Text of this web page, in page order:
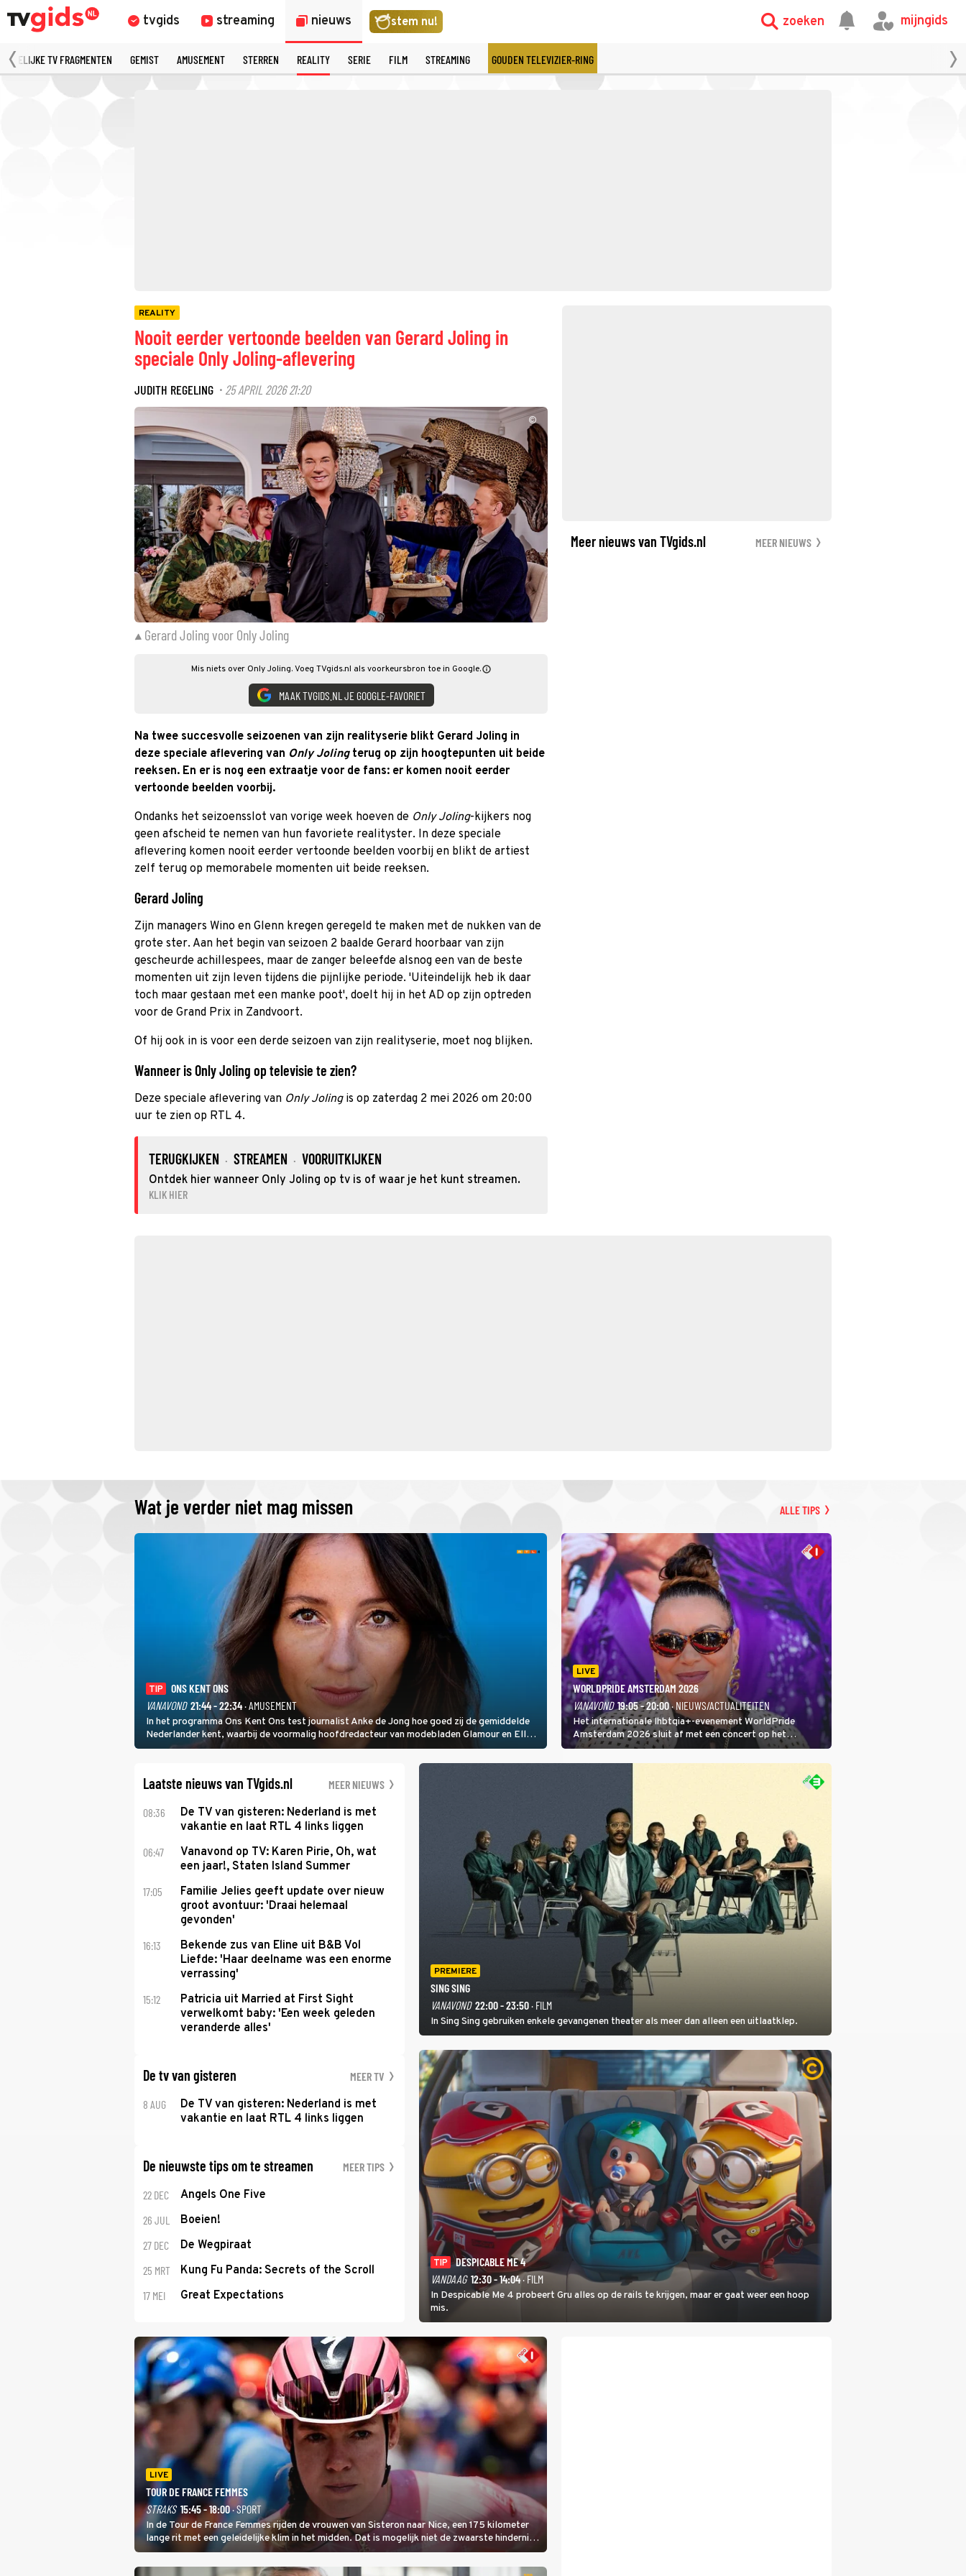
tvgids streaming nieuws stem nu! zoeken mijngids
TV FRAGMENTEN GEMIST AMUSEMENT STERREN REALITY SERIE FILM STREAMING GOUDEN TELEVIZIER-RING
REALITY
Nooit eerder vertoonde beelden van Gerard Joling in
speciale Only Joling-aflevering
JUDITH REGELING · 25 APRIL 2026 21:20
©
Gerard Joling voor Only Joling
Mis niets over Only Joling. Voeg TVgids.nl als voorkeursbron toe in Google.
MAAK TVGIDS.NL JE GOOGLE-FAVORIET
Na twee succesvolle seizoenen van zijn realityserie blikt Gerard Joling in
deze speciale aflevering van Only Jolingterug op zijn hoogtepunten uit beide
reeksen. En er is nog een extraatje voor de fans: er komen nooit eerder
vertoonde beelden voorbij.
Ondanks het seizoensslot van vorige week hoeven de Only Joling-kijkers nog
geen afscheid te nemen van hun favoriete realityster. In deze speciale
aflevering komen nooit eerder vertoonde beelden voorbij en blikt de artiest
zelf terug op memorabele momenten uit beide reeksen.
Gerard Joling
Zijn managers Wino en Glenn kregen geregeld te maken met de nukken van de
grote ster. Aan het begin van seizoen 2 baalde Gerard hoorbaar van zijn
gescheurde achillespees, maar de zanger beleefde alsnog een van de beste
momenten uit zijn leven tijdens die pijnlijke periode. 'Uiteindelijk heb ik daar
toch maar gestaan met een manke poot', doelt hij in het AD op zijn optreden
voor de Grand Prix in Zandvoort.
Of hij ook in is voor een derde seizoen van zijn realityserie, moet nog blijken.
Wanneer is Only Joling op televisie te zien?
Deze speciale aflevering van Only Jolingis op zaterdag 2 mei 2026 om 20:00
uur te zien op RTL 4.
TERUGKIJKEN · STREAMEN · VOORUITKIJKEN
Ontdek hier wanneer Only Joling op tv is of waar je het kunt streamen.
KLIK HIER
Meer nieuws van TVgids.nl MEER NIEUWS
Wat je verder niet mag missen ALLE TIPS
TIP
ONS KENT ONS
VANAVOND 21:44 - 22:34· AMUSEMENT
In het programma Ons Kent Ons test journalist Anke de Jong hoe goed zij de gemiddelde
Nederlander kent, waarbij de voormalig hoofdredacteur van modebladen Glamour en Elle
het samen met rapper Keizer opneemt tegen Edson da Graça en Marc-Marie Huijbregts.
LIVE
WORLDPRIDE AMSTERDAM 2026
VANAVOND 19:05 - 20:00· NIEUWS/ACTUALITEITEN
Het internationale lhbtqia+-evenement WorldPride
Amsterdam 2026 sluit af met een concert op het
Amsterdamse Museumplein. Anita Doth is een van de
optredende artiesten. In de jaren 90 veroverde ze de
Laatste nieuws van TVgids.nl MEER NIEUWS
08:36
De TV van gisteren: Nederland is met
vakantie en laat RTL 4 links liggen
06:47
Vanavond op TV: Karen Pirie, Oh, wat
een jaar!, Staten Island Summer
17:05
Familie Jelies geeft update over nieuw
groot avontuur: 'Draai helemaal
gevonden'
16:13
Bekende zus van Eline uit B&B Vol
Liefde: 'Haar deelname was een enorme
verrassing'
15:12
Patricia uit Married at First Sight
verwelkomt baby: 'Een week geleden
veranderde alles'
De tv van gisteren MEER TV
8 AUG
De TV van gisteren: Nederland is met
vakantie en laat RTL 4 links liggen
De nieuwste tips om te streamen MEER TIPS
22 DEC Angels One Five
26 JUL Boeien!
27 DEC De Wegpiraat
25 MRT Kung Fu Panda: Secrets of the Scroll
17 MEI Great Expectations
PREMIERE
SING SING
VANAVOND 22:00 - 23:50· FILM
In Sing Sing gebruiken enkele gevangenen theater als meer dan alleen een uitlaatklep.
TIP
DESPICABLE ME 4
VANDAAG 12:30 - 14:04· FILM
In Despicable Me 4 probeert Gru alles op de rails te krijgen, maar er gaat weer een hoop
mis.
LIVE
TOUR DE FRANCE FEMMES
STRAKS 15:45 - 18:00· SPORT
In de Tour de France Femmes rijden de vrouwen van Sisteron naar Nice, een 175 kilometer
lange rit met een geleidelijke klim in het midden. Dat is mogelijk niet de zwaarste hindernis,
dat is de temperatuur. Het kan in Nice namelijk bloedheet worden.